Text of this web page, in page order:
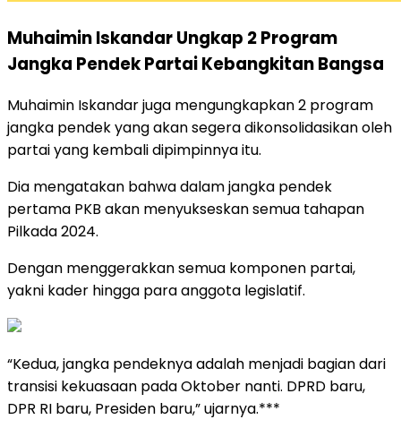
Muhaimin Iskandar Ungkap 2 Program
Jangka Pendek Partai Kebangkitan Bangsa
Muhaimin Iskandar juga mengungkapkan 2 program
jangka pendek yang akan segera dikonsolidasikan oleh
partai yang kembali dipimpinnya itu.
Dia mengatakan bahwa dalam jangka pendek
pertama PKB akan menyukseskan semua tahapan
Pilkada 2024.
Dengan menggerakkan semua komponen partai,
yakni kader hingga para anggota legislatif.
“Kedua, jangka pendeknya adalah menjadi bagian dari
transisi kekuasaan pada Oktober nanti. DPRD baru,
DPR RI baru, Presiden baru,” ujarnya.***